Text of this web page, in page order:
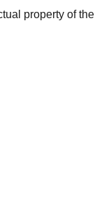
property of the